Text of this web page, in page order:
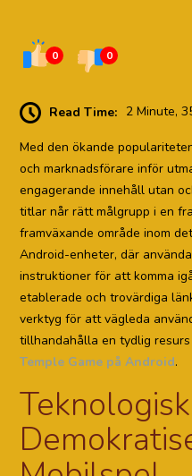
0 0
Read Time: 2 Minute,
Med den ökande
och marknadsförare inför
engagerande innehåll utan
titlar når rätt målgrupp i en
framväxande område inom
Android-enheter, där
instruktioner för att komma
etablerade och trovärdiga
verktyg för att vägleda
tillhandahålla en tydlig
Temple Game på Android.
Teknologisk